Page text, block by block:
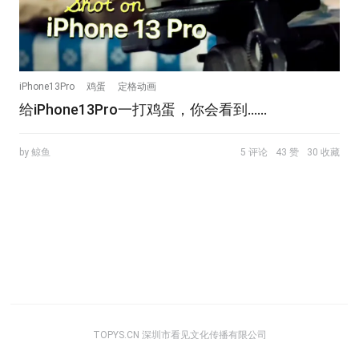
iPhone13Pro 鸡蛋 定格动画
给iPhone13Pro一打鸡蛋，你会看到……
by 鲸鱼 5 评论 43 赞 30 收藏
TOPYS.CN 深圳市看见文化传播有限公司